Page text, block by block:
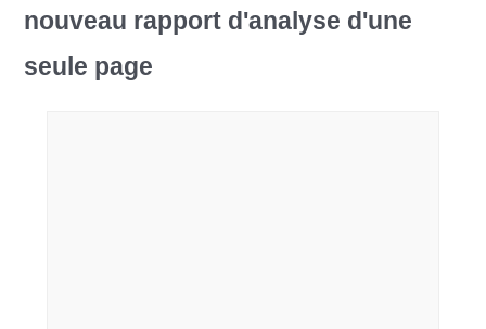
nouveau rapport d'analyse d'une
seule page